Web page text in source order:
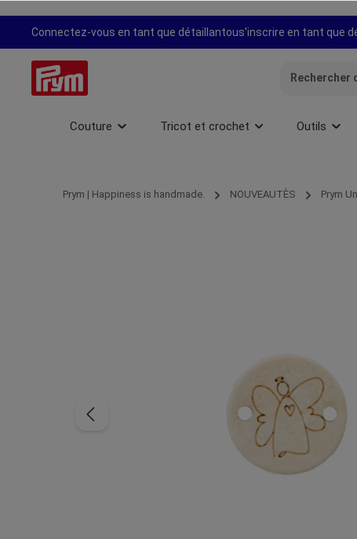
Passer à la navigation principale
Connectez-vous en tant que détaillantous'inscrire en tant que
Couture Tricot et crochet Outils
Prym | Happiness is handmade. NOUVEAUTÈS Prym